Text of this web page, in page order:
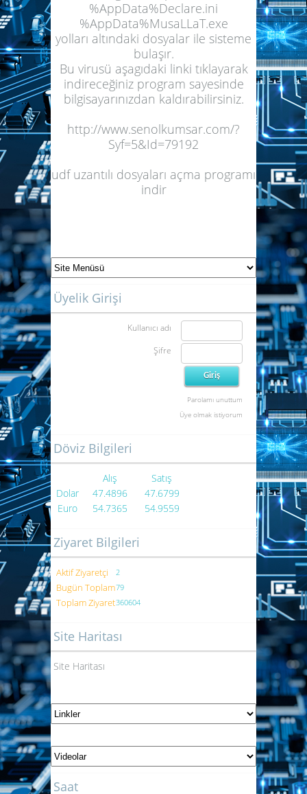
%AppData%Declare.ini
%AppData%MusaLLaT.exe
yolları altındaki dosyalar ile sisteme
bulaşır.
Bu virusü aşagıdaki linki tıklayarak
indireceğiniz program sayesinde
bilgisayarınızdan kaldırabilirsiniz.
http://www.senolkumsar.com/?
Syf=5&Id=79192
udf uzantılı dosyaları açma programı
indir
Üyelik Girişi
Kullanıcı adı
Şifre
Parolamı unuttum
Üye olmak istiyorum
Döviz Bilgileri
Alış
Satış
Dolar
47.4896
47.6799
Euro
54.7365 54.9559
Ziyaret Bilgileri
Aktif Ziyaretçi 2
Bugün Toplam79
Toplam Ziyaret360604
Site Haritası
Site Haritası
Saat